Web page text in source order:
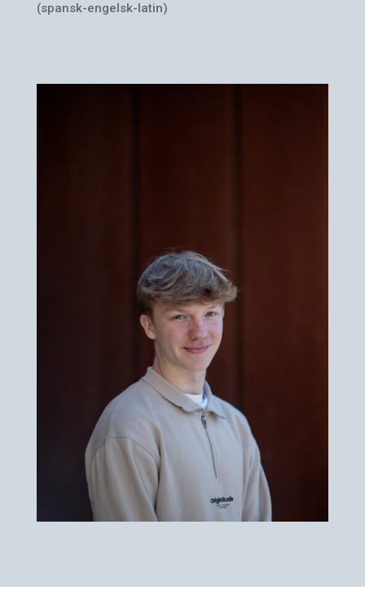
(spansk-engelsk-latin)